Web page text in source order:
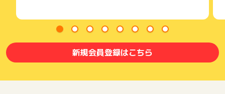
新規会員登録はこちら